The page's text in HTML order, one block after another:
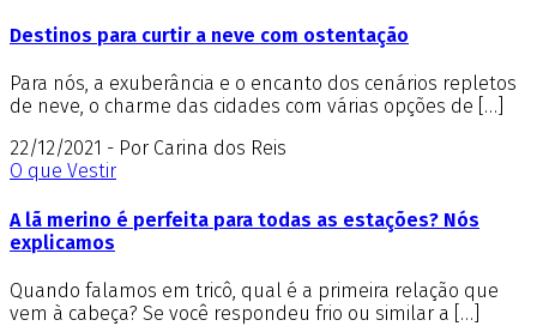
Destinos para curtir a neve com ostentação
Para nós, a exuberância e o encanto dos cenários repletos
de neve, o charme das cidades com várias opções de […]
22/12/2021 - Por Carina dos Reis
O que Vestir
A lã merino é perfeita para todas as estações? Nós
explicamos
Quando falamos em tricô, qual é a primeira relação que
vem à cabeça? Se você respondeu frio ou similar a […]